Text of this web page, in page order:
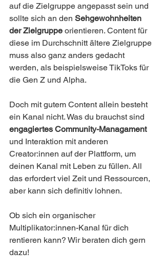
auf die Zielgruppe angepasst sein und
sollte sich an den Sehgewohnheiten
der Zielgruppe orientieren. Content für
diese im Durchschnitt ältere Zielgruppe
muss also ganz anders gedacht
werden, als beispielsweise TikToks für
die Gen Z und Alpha.
Doch mit gutem Content allein besteht
ein Kanal nicht. Was du brauchst sind
engagiertes Community-Managament
und Interaktion mit anderen
Creator:innen auf der Plattform, um
deinen Kanal mit Leben zu füllen. All
das erfordert viel Zeit und Ressourcen,
aber kann sich definitiv lohnen.
Ob sich ein organischer
Multiplikator:innen-Kanal für dich
rentieren kann? Wir beraten dich gern
dazu!